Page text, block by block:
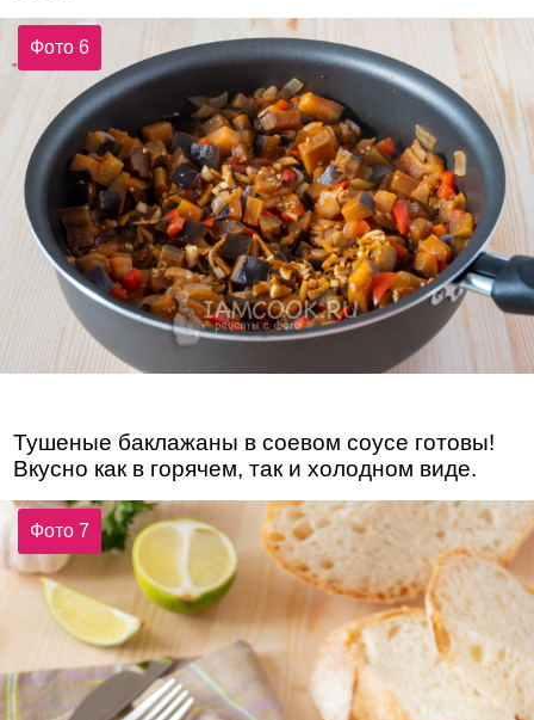
Фото 6
Тушеные баклажаны в соевом соусе готовы!
Вкусно как в горячем, так и холодном виде.
Фото 7